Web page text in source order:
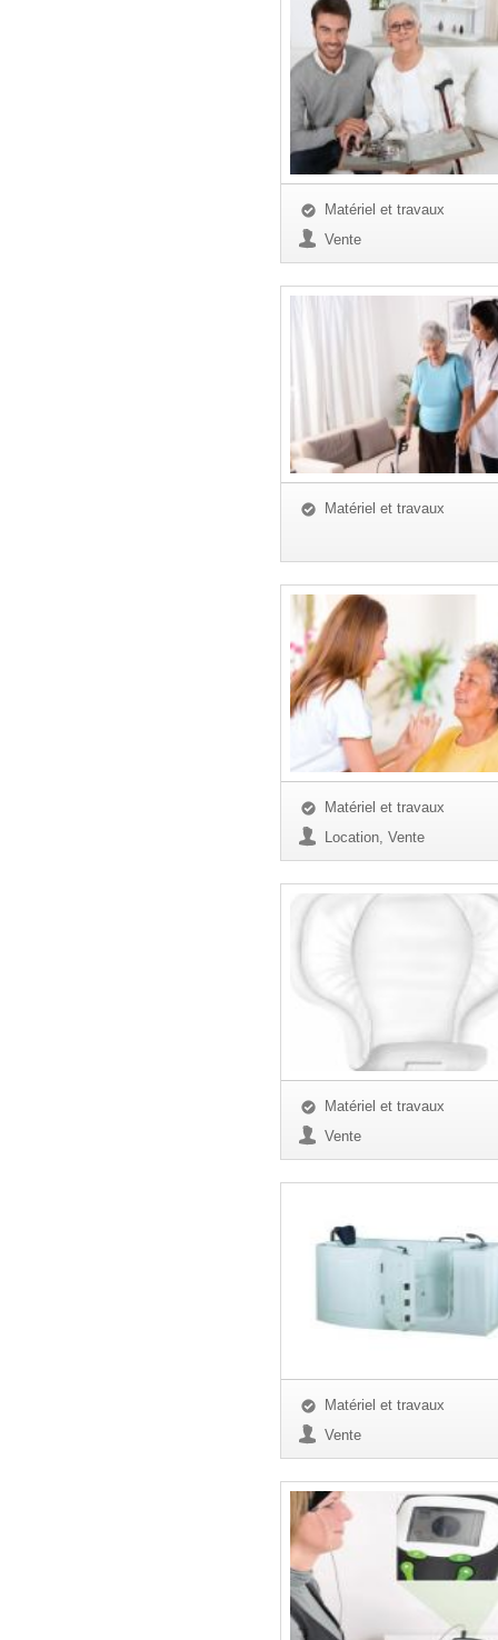
Matériel et travaux
Vente
Matériel et travaux
Matériel et travaux
Location, Vente
Matériel et travaux
Vente
Matériel et travaux
Vente